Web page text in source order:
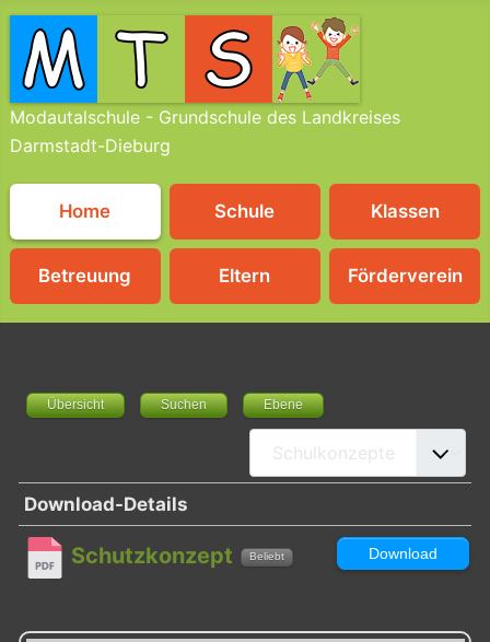
Modautalschule - Grundschule des Landkreises
Darmstadt-Dieburg
Home Schule Klassen
Betreuung Eltern Förderverein
Übersicht Suchen Ebene
Download-Details
Schutzkonzept Beliebt Download